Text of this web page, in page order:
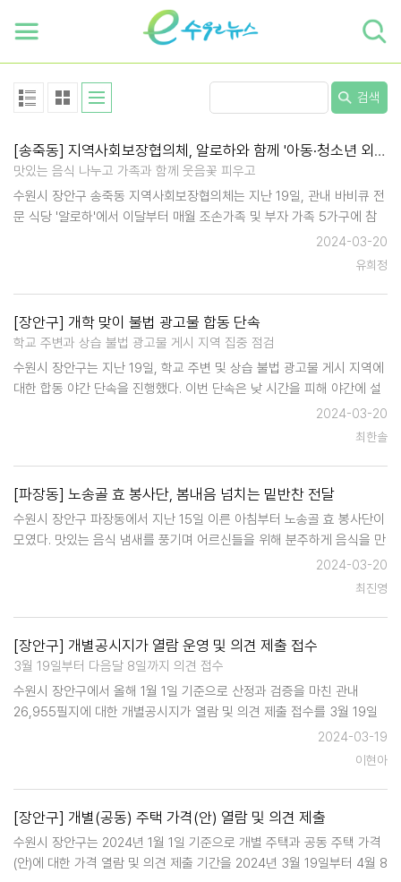
검색
[송죽동] 지역사회보장협의체, 알로하와 함께 '아동·청소년 외식 지원사업' 추진
맛있는 음식 나누고 가족과 함께 웃음꽃 피우고
수원시 장안구 송죽동 지역사회보장협의체는 지난 19일, 관내 바비큐 전
문 식당 '알로하'에서 이달부터 매월 조손가족 및 부자 가족 5가구에 참
나무 훈연 등갈비(1kg씩 총 5kg)를 지원하기로 했다고 밝혔다. 협의체는
2024-03-20
유희정
[장안구] 개학 맞이 불법 광고물 합동 단속
학교 주변과 상습 불법 광고물 게시 지역 집중 점검
수원시 장안구는 지난 19일, 학교 주변 및 상습 불법 광고물 게시 지역에
대한 합동 야간 단속을 진행했다. 이번 단속은 낮 시간을 피해 야간에 설
치되는 에어라이트, 입간판 등 불법 유동 광고물에 중점을 두고, 봄 개학
2024-03-20
최한솔
[파장동] 노송골 효 봉사단, 봄내음 넘치는 밑반찬 전달
수원시 장안구 파장동에서 지난 15일 이른 아침부터 노송골 효 봉사단이
모였다. 맛있는 음식 냄새를 풍기며 어르신들을 위해 분주하게 음식을 만
들었다. 노송골 효 봉사단은 어르신들을 위해 주기적으로 재능 기부, 후
원금 전달 등 많은 봉사활동을 진행하고 있다. 올해도 어김없이 어르신들
2024-03-20
최진영
[장안구] 개별공시지가 열람 운영 및 의견 제출 접수
3월 19일부터 다음달 8일까지 의견 접수
수원시 장안구에서 올해 1월 1일 기준으로 산정과 검증을 마친 관내
26,955필지에 대한 개별공시지가 열람 및 의견 제출 접수를 3월 19일
부터 4월 8일까지 운영한다. 개별공시지가는 표준지공시지가를 기준으
로 산정한 개별 토지의 단위 면적당(원/㎡) 가격으로 국세·지방세 …
2024-03-19
이현아
[장안구] 개별(공동) 주택 가격(안) 열람 및 의견 제출
수원시 장안구는 2024년 1월 1일 기준으로 개별 주택과 공동 주택 가격
(안)에 대한 가격 열람 및 의견 제출 기간을 2024년 3월 19일부터 4월 8